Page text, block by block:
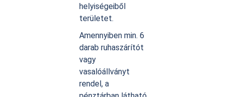
helyiségeiből
területet.
Amennyiben min. 6
darab ruhaszárítót
vagy
vasalóállványt
rendel, a